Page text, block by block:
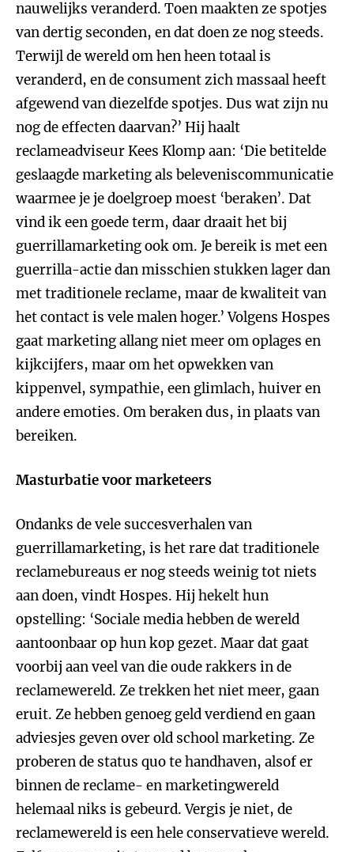
nauwelijks veranderd. Toen maakten ze spotjes
van dertig seconden, en dat doen ze nog steeds.
Terwijl de wereld om hen heen totaal is
veranderd, en de consument zich massaal heeft
afgewend van diezelfde spotjes. Dus wat zijn nu
nog de effecten daarvan?’ Hij haalt
reclameadviseur Kees Klomp aan: ‘Die betitelde
geslaagde marketing als beleveniscommunicatie
waarmee je je doelgroep moest ‘beraken’. Dat
vind ik een goede term, daar draait het bij
guerrillamarketing ook om. Je bereik is met een
guerrilla-actie dan misschien stukken lager dan
met traditionele reclame, maar de kwaliteit van
het contact is vele malen hoger.’ Volgens Hospes
gaat marketing allang niet meer om oplages en
kijkcijfers, maar om het opwekken van
kippenvel, sympathie, een glimlach, huiver en
andere emoties. Om beraken dus, in plaats van
bereiken.
Masturbatie voor marketeers
Ondanks de vele succesverhalen van
guerrillamarketing, is het rare dat traditionele
reclamebureaus er nog steeds weinig tot niets
aan doen, vindt Hospes. Hij hekelt hun
opstelling: ‘Sociale media hebben de wereld
aantoonbaar op hun kop gezet. Maar dat gaat
voorbij aan veel van die oude rakkers in de
reclamewereld. Ze trekken het niet meer, gaan
eruit. Ze hebben genoeg geld verdiend en gaan
adviesjes geven over old school marketing. Ze
proberen de status quo te handhaven, alsof er
binnen de reclame- en marketingwereld
helemaal niks is gebeurd. Vergis je niet, de
reclamewereld is een hele conservatieve wereld.